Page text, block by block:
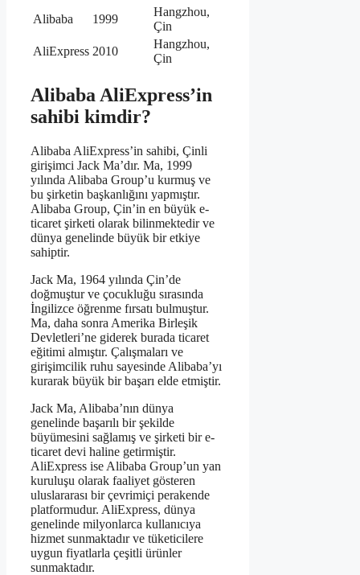
Alibaba
1999
Hangzhou,
Çin
AliExpress 2010
Hangzhou,
Çin
Alibaba AliExpress’in
sahibi kimdir?
Alibaba AliExpress’in sahibi, Çinli
girişimci Jack Ma’dır. Ma, 1999
yılında Alibaba Group’u kurmuş ve
bu şirketin başkanlığını yapmıştır.
Alibaba Group, Çin’in en büyük e-
ticaret şirketi olarak bilinmektedir ve
dünya genelinde büyük bir etkiye
sahiptir.
Jack Ma, 1964 yılında Çin’de
doğmuştur ve çocukluğu sırasında
İngilizce öğrenme fırsatı bulmuştur.
Ma, daha sonra Amerika Birleşik
Devletleri’ne giderek burada ticaret
eğitimi almıştır. Çalışmaları ve
girişimcilik ruhu sayesinde Alibaba’yı
kurarak büyük bir başarı elde etmiştir.
Jack Ma, Alibaba’nın dünya
genelinde başarılı bir şekilde
büyümesini sağlamış ve şirketi bir e-
ticaret devi haline getirmiştir.
AliExpress ise Alibaba Group’un yan
kuruluşu olarak faaliyet gösteren
uluslararası bir çevrimiçi perakende
platformudur. AliExpress, dünya
genelinde milyonlarca kullanıcıya
hizmet sunmaktadır ve tüketicilere
uygun fiyatlarla çeşitli ürünler
sunmaktadır.